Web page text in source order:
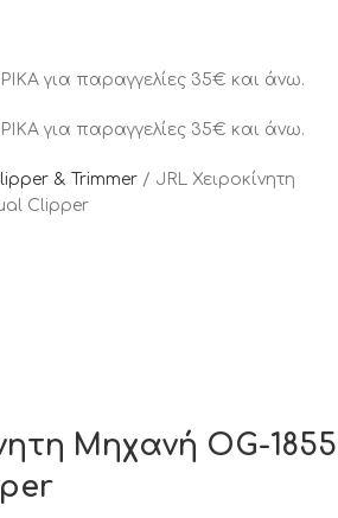
για παραγγελίες 35€ και άνω.
για παραγγελίες 35€ και άνω.
& Trimmer
JRL Χειροκίνητη
Clipper
Μηχανή OG-1855